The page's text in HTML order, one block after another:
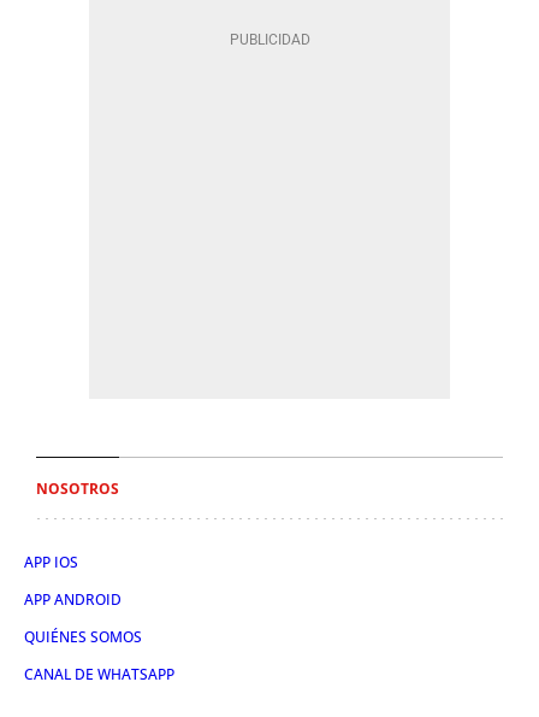
NOSOTROS
APP IOS
APP ANDROID
QUIÉNES SOMOS
CANAL DE WHATSAPP